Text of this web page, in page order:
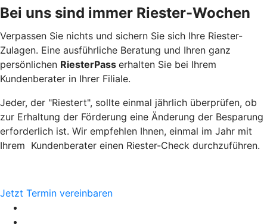
Bei uns sind immer Riester-Wochen
Verpassen Sie nichts und sichern Sie sich Ihre Riester-
Zulagen. Eine ausführliche Beratung und Ihren ganz
persönlichen RiesterPass erhalten Sie bei Ihrem
Kundenberater in Ihrer Filiale.
Jeder, der "Riestert", sollte einmal jährlich überprüfen, ob
zur Erhaltung der Förderung eine Änderung der Besparung
erforderlich ist. Wir empfehlen Ihnen, einmal im Jahr mit
Ihrem Kundenberater einen Riester-Check durchzuführen.
Jetzt Termin vereinbaren